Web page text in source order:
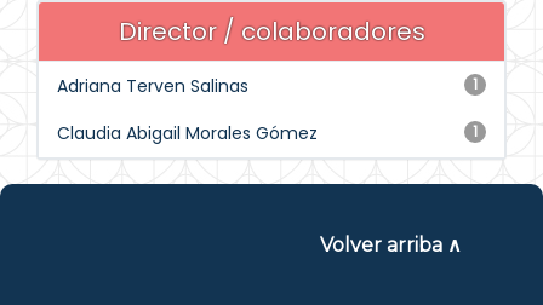
Director / colaboradores
1
Adriana Terven Salinas
1
Claudia Abigail Morales Gómez
Volver arriba ∧